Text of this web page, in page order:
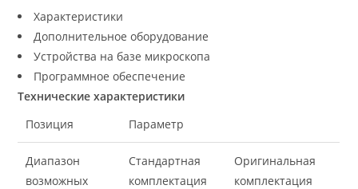
Характеристики
Дополнительное оборудование
Устройства на базе микроскопа
Программное обеспечение
Технические характеристики
Позиция
Параметр
Диапазон
возможных
Стандартная
комплектация
Оригинальная
комплектация